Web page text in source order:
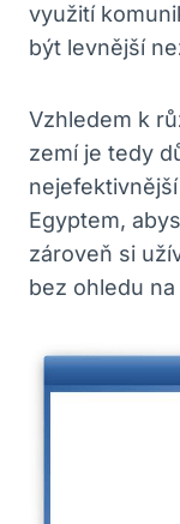
využití
být levnější
Vzhledem k
zemí je tedy
Egyptem,
zároveň si
bez ohledu